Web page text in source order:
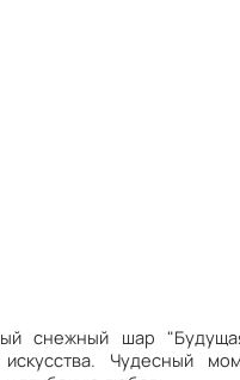
снежный шар
искусства. Чудесный